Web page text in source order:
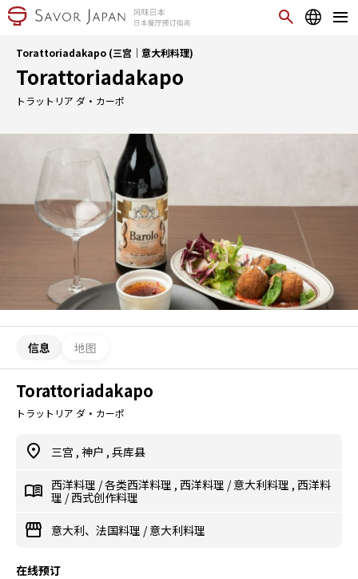
Torattoriadakapo (三宫｜意大利料理)
Torattoriadakapo
トラットリア ダ・カーポ
信息 地图
Torattoriadakapo
トラットリア ダ・カーポ
三宫 , 神户 , 兵库县
西洋料理 /各类西洋料理 , 西洋料理 /意大利料理 , 西洋料
理 /西式创作料理
意大利、法国料理 /意大利料理
在线预订